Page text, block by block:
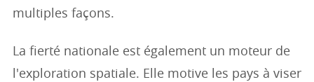
multiples façons.
La fierté nationale est également un moteur de
l'exploration spatiale. Elle motive les pays à viser